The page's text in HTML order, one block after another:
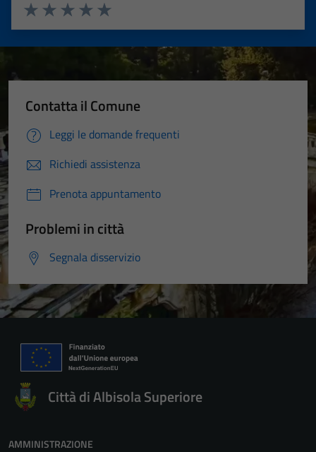
Valuta 5 stelle su 5
Valuta 4 stelle su 5
Valuta 3 stelle su 5
Valuta 2 stelle su 5
Valuta 1 stelle su 5
Contatta il Comune
Leggi le domande frequenti
Richiedi assistenza
Prenota appuntamento
Problemi in città
Segnala disservizio
Città di Albisola Superiore
AMMINISTRAZIONE